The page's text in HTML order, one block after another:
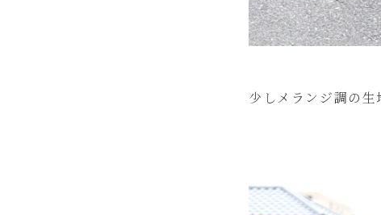
少しメランジ調の生